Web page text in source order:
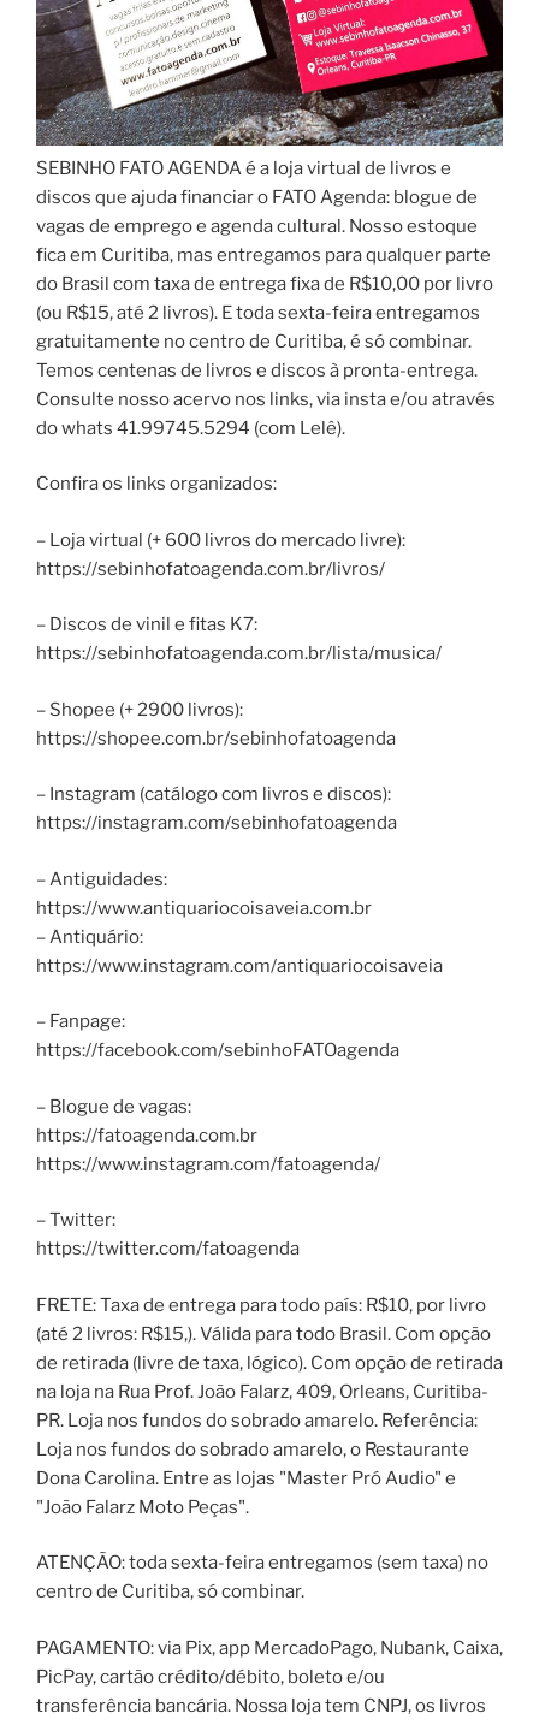
SEBINHO FATO AGENDA é a loja virtual de livros e
discos que ajuda financiar o FATO Agenda: blogue de
vagas de emprego e agenda cultural. Nosso estoque
fica em Curitiba, mas entregamos para qualquer parte
do Brasil com taxa de entrega fixa de R$10,00 por livro
(ou R$15, até 2 livros). E toda sexta-feira entregamos
gratuitamente no centro de Curitiba, é só combinar.
Temos centenas de livros e discos à pronta-entrega.
Consulte nosso acervo nos links, via insta e/ou através
do whats 41.99745.5294 (com Lelê).
Confira os links organizados:
– Loja virtual (+ 600 livros do mercado livre):
https://sebinhofatoagenda.com.br/livros/
– Discos de vinil e fitas K7:
https://sebinhofatoagenda.com.br/lista/musica/
– Shopee (+ 2900 livros):
https://shopee.com.br/sebinhofatoagenda
– Instagram (catálogo com livros e discos):
https://instagram.com/sebinhofatoagenda
– Antiguidades:
https://www.antiquariocoisaveia.com.br
– Antiquário:
https://www.instagram.com/antiquariocoisaveia
– Fanpage:
https://facebook.com/sebinhoFATOagenda
– Blogue de vagas:
https://fatoagenda.com.br
https://www.instagram.com/fatoagenda/
– Twitter:
https://twitter.com/fatoagenda
FRETE: Taxa de entrega para todo país: R$10, por livro
(até 2 livros: R$15,). Válida para todo Brasil. Com opção
de retirada (livre de taxa, lógico). Com opção de retirada
na loja na Rua Prof. João Falarz, 409, Orleans, Curitiba-
PR. Loja nos fundos do sobrado amarelo. Referência:
Loja nos fundos do sobrado amarelo, o Restaurante
Dona Carolina. Entre as lojas "Master Pró Audio" e
"João Falarz Moto Peças".
ATENÇÃO: toda sexta-feira entregamos (sem taxa) no
centro de Curitiba, só combinar.
PAGAMENTO: via Pix, app MercadoPago, Nubank, Caixa,
PicPay, cartão crédito/débito, boleto e/ou
transferência bancária. Nossa loja tem CNPJ, os livros